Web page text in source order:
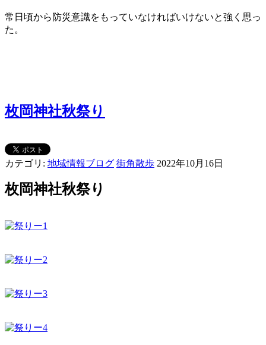
常日頃から防災意識をもっていなければいけないと強く思っ
た。
枚岡神社秋祭り
カテゴリ: 地域情報ブログ 街角散歩 2022年10月16日
枚岡神社秋祭り